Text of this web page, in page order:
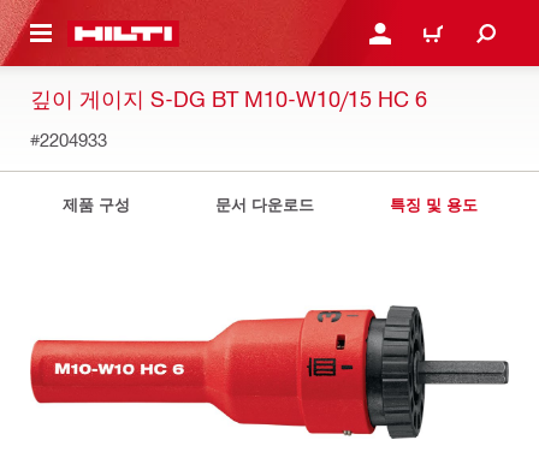
으로 건너뛰기 로그인 또는 회원가입
장바구니
깊이 게이지 S-DG BT M10-W10/15 HC 6
#2204933
제품 구성 문서 다운로드 특징 및 용도